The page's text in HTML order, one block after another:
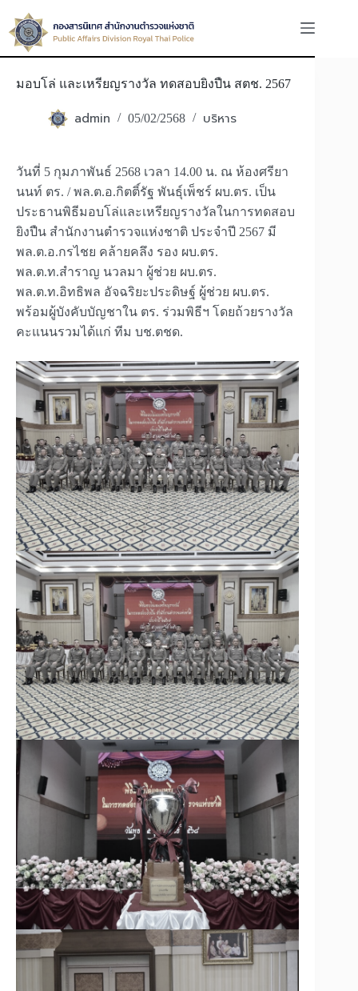
to
content
มอบโล่ และเหรียญรางวัล ทดสอบยิงปืน สตช. 2567
admin 05/02/2568 บริหาร
วันที่ 5 กุมภาพันธ์ 2568 เวลา 14.00 น. ณ ห้องศรียา
นนท์ ตร. / พล.ต.อ.กิตติ์รัฐ พันธุ์เพ็ชร์ ผบ.ตร. เป็น
ประธานพิธีมอบโล่และเหรียญรางวัลในการทดสอบ
ยิงปืน สำนักงานตำรวจแห่งชาติ ประจำปี 2567 มี
พล.ต.อ.กรไชย คล้ายคลึง รอง ผบ.ตร.
พล.ต.ท.สำราญ นวลมา ผู้ช่วย ผบ.ตร.
พล.ต.ท.อิทธิพล อัจฉริยะประดิษฐ์ ผู้ช่วย ผบ.ตร.
พร้อมผู้บังคับบัญชาใน ตร. ร่วมพิธีฯ โดยถ้วยรางวัล
คะแนนรวมได้แก่ ทีม บช.ตชด.